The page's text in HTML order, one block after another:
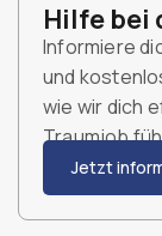
Hilfe bei
Informiere
und
wie wir dich
Traumjob
Jetzt